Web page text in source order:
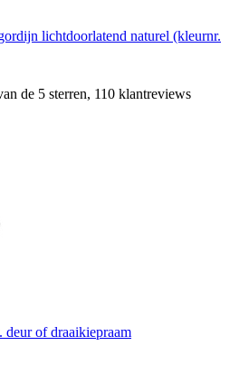
lichtdoorlatend naturel (kleurnr.
de 5 sterren, 110 klantreviews
deur of draaikiepraam